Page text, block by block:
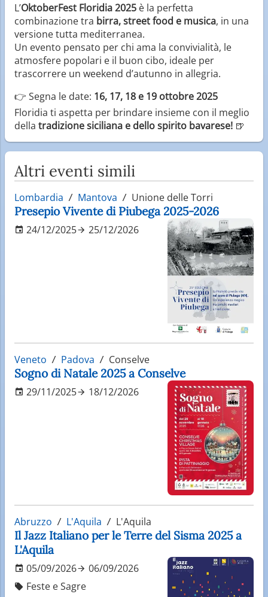
L’OktoberFest Floridia 2025 è la perfetta
combinazione tra birra, street food e musica, in una
versione tutta mediterranea.
Un evento pensato per chi ama la convivialità, le
atmosfere popolari e il buon cibo, ideale per
trascorrere un weekend d’autunno in allegria.
👉 Segna le date: 16, 17, 18 e 19 ottobre 2025
Floridia ti aspetta per brindare insieme con il meglio
della tradizione siciliana e dello spirito bavarese! 🍺
Altri eventi simili
Lombardia Mantova Unione delle Torri
Presepio Vivente di Piubega 2025-2026
24/12/2025 25/12/2026
Veneto Padova Conselve
Sogno di Natale 2025 a Conselve
29/11/2025 18/12/2026
Abruzzo L'Aquila L'Aquila
Il Jazz Italiano per le Terre del Sisma 2025 a
L'Aquila
05/09/2026
06/09/2026
Feste e Sagre